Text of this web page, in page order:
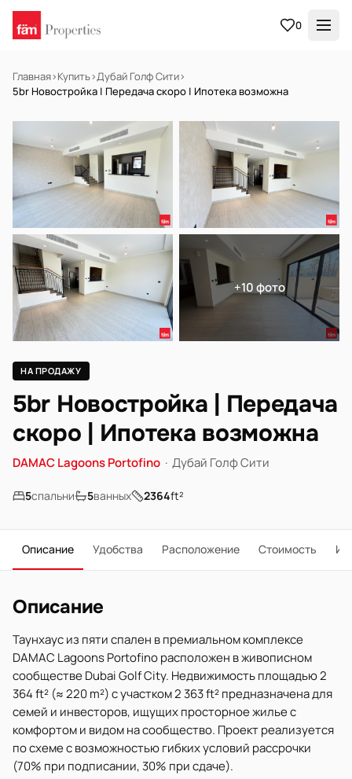
0
Главная›Купить›Дубай Голф Сити›
5br Новостройка | Передача скоро | Ипотека возможна
Off-plan
+10 фото
НА ПРОДАЖУ
5br Новостройка | Передача
скоро | Ипотека возможна
DAMAC Lagoons Portofino · Дубай Голф Сити
5спальни 5ванных 2364ft²
Описание Удобства Расположение Стоимость
Описание
Таунхаус из пяти спален в премиальном комплексе
DAMAC Lagoons Portofino расположен в живописном
сообществе Dubai Golf City. Недвижимость площадью 2
364 ft² (≈ 220 m²) с участком 2 363 ft² предназначена для
семей и инвесторов, ищущих просторное жилье с
комфортом и видом на сообщество. Проект реализуется
по схеме с возможностью гибких условий рассрочки
(70% при подписании, 30% при сдаче).